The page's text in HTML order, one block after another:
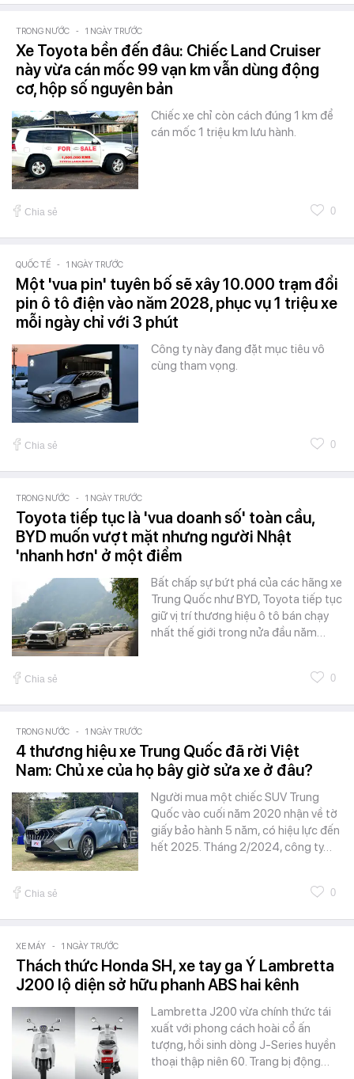
TRONG NƯỚC - 1 NGÀY TRƯỚC
Xe Toyota bền đến đâu: Chiếc Land Cruiser
này vừa cán mốc 99 vạn km vẫn dùng động
cơ, hộp số nguyên bản
Chiếc xe chỉ còn cách đúng 1 km để
cán mốc 1 triệu km lưu hành.
Chia sẻ 0
QUỐC TẾ - 1 NGÀY TRƯỚC
Một 'vua pin' tuyên bố sẽ xây 10.000 trạm đổi
pin ô tô điện vào năm 2028, phục vụ 1 triệu xe
mỗi ngày chỉ với 3 phút
Công ty này đang đặt mục tiêu vô
cùng tham vọng.
Chia sẻ 0
TRONG NƯỚC - 1 NGÀY TRƯỚC
Toyota tiếp tục là 'vua doanh số' toàn cầu,
BYD muốn vượt mặt nhưng người Nhật
'nhanh hơn' ở một điểm
Bất chấp sự bứt phá của các hãng xe
Trung Quốc như BYD, Toyota tiếp tục
giữ vị trí thương hiệu ô tô bán chạy
nhất thế giới trong nửa đầu năm…
Chia sẻ 0
TRONG NƯỚC - 1 NGÀY TRƯỚC
4 thương hiệu xe Trung Quốc đã rời Việt
Nam: Chủ xe của họ bây giờ sửa xe ở đâu?
Người mua một chiếc SUV Trung
Quốc vào cuối năm 2020 nhận về tờ
giấy bảo hành 5 năm, có hiệu lực đến
hết 2025. Tháng 2/2024, công ty…
Chia sẻ 0
XE MÁY - 1 NGÀY TRƯỚC
Thách thức Honda SH, xe tay ga Ý Lambretta
J200 lộ diện sở hữu phanh ABS hai kênh
Lambretta J200 vừa chính thức tái
xuất với phong cách hoài cổ ấn
tượng, hồi sinh dòng J-Series huyền
thoại thập niên 60. Trang bị động…